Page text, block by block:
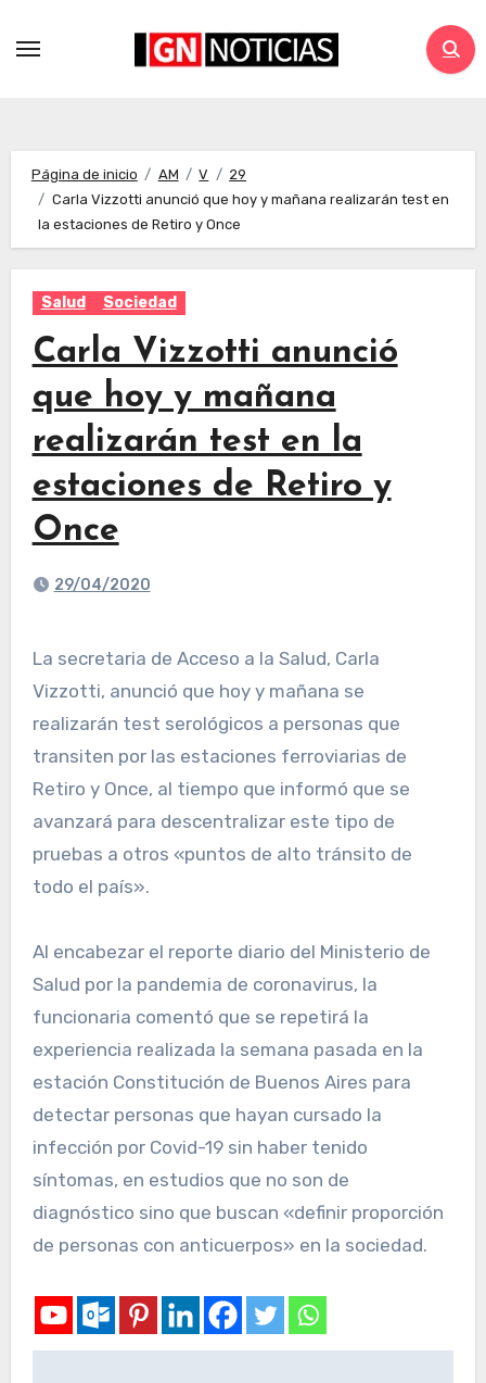
Página de inicio AM V
29
Carla Vizzotti anunció que hoy y mañana realizarán test en
la estaciones de Retiro y Once
Salud Sociedad
Carla Vizzotti anunció
que hoy y mañana
realizarán test en la
estaciones de Retiro y
Once
29/04/2020
La secretaria de Acceso a la Salud, Carla
Vizzotti, anunció que hoy y mañana se
realizarán test serológicos a personas que
transiten por las estaciones ferroviarias de
Retiro y Once, al tiempo que informó que se
avanzará para descentralizar este tipo de
pruebas a otros «puntos de alto tránsito de
todo el país».
Al encabezar el reporte diario del Ministerio de
Salud por la pandemia de coronavirus, la
funcionaria comentó que se repetirá la
experiencia realizada la semana pasada en la
estación Constitución de Buenos Aires para
detectar personas que hayan cursado la
infección por Covid-19 sin haber tenido
síntomas, en estudios que no son de
diagnóstico sino que buscan «definir proporción
de personas con anticuerpos» en la sociedad.